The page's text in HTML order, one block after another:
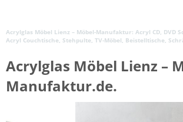
Acrylglas Möbel Lienz – Möbel-Manufaktur: Acryl CD, DVD
Acryl Couchtische, Stehpulte, TV-Möbel, Beistelltische,
Acrylglas Möbel Lienz –
Manufaktur.de.